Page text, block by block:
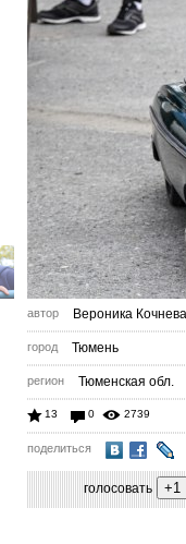
автор Вероника Кочнева
город Тюмень
регион Тюменская обл.
13 0 2739
поделиться
голосовать